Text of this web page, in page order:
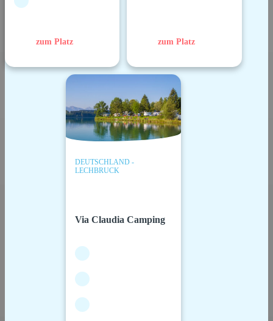
zum Platz zum Platz
DEUTSCHLAND -
LECHBRUCK
Via Claudia Camping